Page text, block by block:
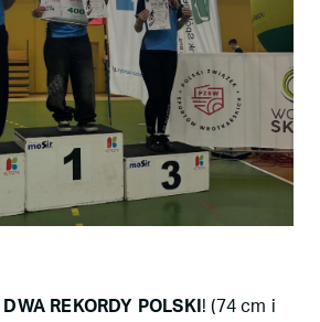
DWA REKORDY POLSKI ! (74 cm i